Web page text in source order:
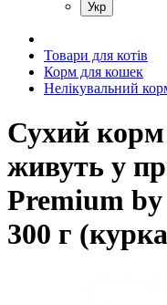
Укр
Товари для котів
Корм для кошек
Нелікувальний
Сухий корм
живуть у
Premium
300 г